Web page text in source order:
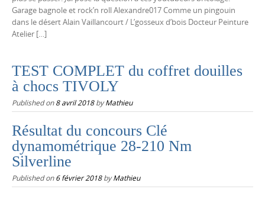
Garage bagnole et rock’n roll Alexandre017 Comme un pingouin
dans le désert Alain Vaillancourt / L’gosseux d’bois Docteur Peinture
Atelier […]
TEST COMPLET du coffret douilles
à chocs TIVOLY
Published on8 avril 2018byMathieu
Résultat du concours Clé
dynamométrique 28-210 Nm
Silverline
Published on6 février 2018byMathieu